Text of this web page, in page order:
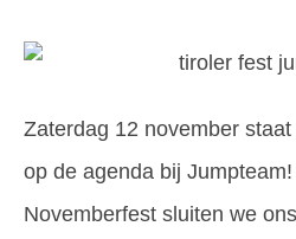
Zaterdag 12 november
op de agenda bij
Novemberfest sluiten we